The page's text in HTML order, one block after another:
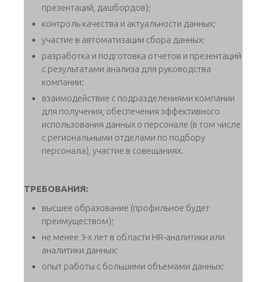
презентаций, дашбордов);
контроль качества и актуальности данных;
участие в автоматизации сбора данных;
разработка и подготовка отчетов и презентаций
с результатами анализа для руководства
компании;
взаимодействие с подразделениями компании
для получения, обеспечения эффективного
использования данных о персонале (в том числе
с региональными отделами по подбору
персонала), участие в совещаниях.
ТРЕБОВАНИЯ:
высшее образование (профильное будет
преимуществом);
не менее 3-х лет в области HR-аналитики или
аналитики данных;
опыт работы с большими объемами данных;